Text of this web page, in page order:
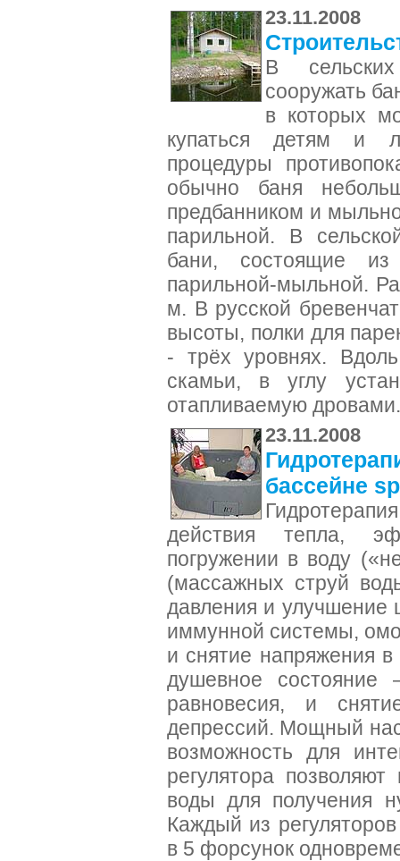
23.11.2008
В
сооружать
в которых
купаться детям и
процедуры
обычно баня
предбанником и
парильной. В
бани, состоящие
парильной-мыльной.
м. В русской
высоты, полки для
- трёх уровнях.
скамьи, в углу
отапливаемую
23.11.2008
бассейне
действия тепла,
погружении в воду
(массажных струй
давления и улучшение
иммунной системы,
и снятие напряжения
душевное
равновесия, и
депрессий. Мощный
возможность для
регулятора
воды для получения
Каждый из
в 5 форсунок